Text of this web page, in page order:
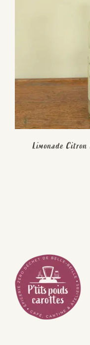
Limonade Citron